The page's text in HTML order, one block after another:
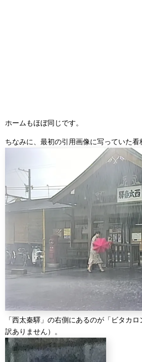
ホームもほぼ同じです。
ちなみに、最初の引用画像に写っていた看
「西太秦驛」の右側にあるのが「ビタカ
訳ありません）。